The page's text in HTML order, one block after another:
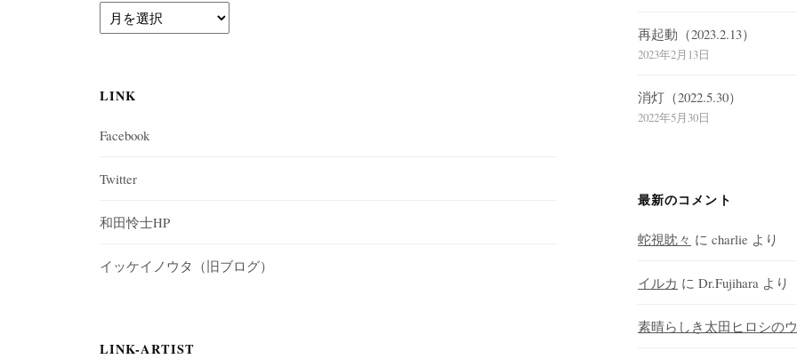
r
i
e
LINK
Facebook
Twitter
和田怜士HP
イッケイノウタ（旧ブログ）
LINK-ARTIST
再起動（2023.2.13）
2023年2月13日
消灯（2022.5.30）
2022年5月30日
最新のコメント
蛇視眈々 に charlie より
イルカ に Dr.Fujihara より
素晴らしき太田ヒロシの